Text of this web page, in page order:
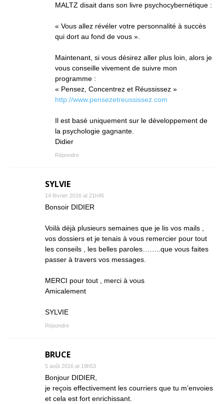
MALTZ disait dans son livre psychocybernétique :
« Vous allez révéler votre personnalité à succès
qui dort au fond de vous ».
Maintenant, si vous désirez aller plus loin, alors je
vous conseille vivement de suivre mon
programme :
« Pensez, Concentrez et Réussissez »
http://www.pensezetreussissez.com
Il est basé uniquement sur le développement de
la psychologie gagnante.
Didier
Répondre
SYLVIE
14 février 2016 at 21h46
Bonsoir DIDIER
Voilà déjà plusieurs semaines que je lis vos mails ,
vos dossiers et je tenais à vous remercier pour tout
les conseils , les belles paroles……..que vous faites
passer à travers vos messages.
MERCI pour tout , merci à vous
Amicalement
SYLVIE
Répondre
BRUCE
5 août 2016 at 19h53
Bonjour DIDIER,
je reçois effectivement les courriers que tu m’envoies
et cela est fort enrichissant.